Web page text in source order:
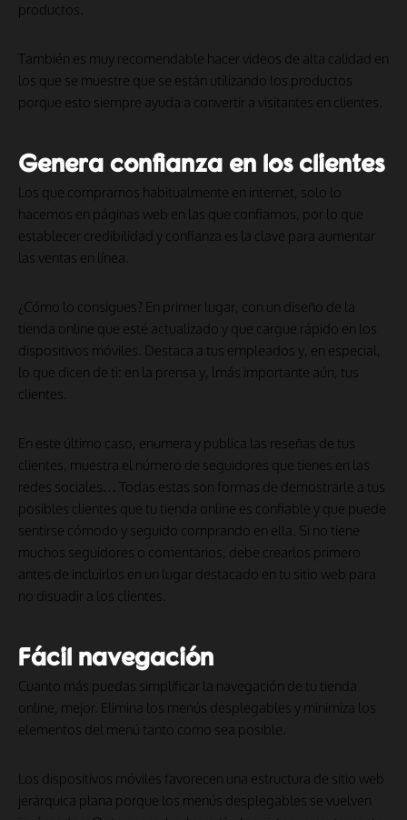
productos.
También es muy recomendable hacer videos de alta calidad en
los que se muestre que se están utilizando los productos
porque esto siempre ayuda a convertir a visitantes en clientes.
Genera confianza en los clientes
Los que compramos habitualmente en internet, solo lo
hacemos en páginas web en las que confiamos, por lo que
establecer credibilidad y confianza es la clave para aumentar
las ventas en línea.
¿Cómo lo consigues? En primer lugar, con un diseño de la
tienda online que esté actualizado y que cargue rápido en los
dispositivos móviles. Destaca a tus empleados y, en especial,
lo que dicen de ti: en la prensa y, lmás importante aún, tus
clientes.
En este último caso, enumera y publica las reseñas de tus
clientes, muestra el número de seguidores que tienes en las
redes sociales… Todas estas son formas de demostrarle a tus
posibles clientes que tu tienda online es confiable y que puede
sentirse cómodo y seguido comprando en ella. Si no tiene
muchos seguidores o comentarios, debe crearlos primero
antes de incluirlos en un lugar destacado en tu sitio web para
no disuadir a los clientes.
Fácil navegación
Cuanto más puedas simplificar la navegación de tu tienda
online, mejor. Elimina los menús desplegables y minimiza los
elementos del menú tanto como sea posible.
Los dispositivos móviles favorecen una estructura de sitio web
jerárquica plana porque los menús desplegables se vuelven